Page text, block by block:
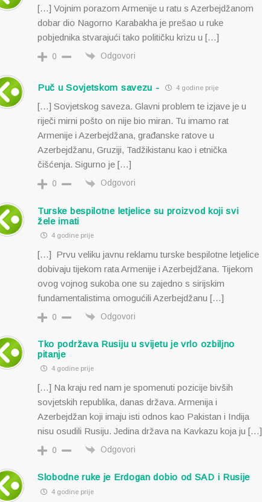
[…] Vojnim porazom Armenije u ratu s Azerbejdžanom
dobar dio Nagorno Karabakha je prešao u ruke
pobjednika stvarajući tako političku krizu u […]
0 Odgovori
Puč u Sovjetskom savezu - 4 godine prije
[…] Sovjetskog saveza. Glavni problem te izjave je u
riječi mirni pošto on nije bio miran. Tu imamo rat
Armenije i Azerbejdžana, građanske ratove u
Azerbejdžanu, Gruziji, Tadžikistanu kao i etnička
čišćenja. Sigurno je […]
0 Odgovori
Turske bespilotne letjelice su proizvod koji svi
žele imati
4 godine prije
[…] Prvu veliku javnu reklamu turske bespilotne letjelice
dobivaju tijekom rata Armenije i Azerbejdžana. Tijekom
ovog vojnog sukoba one su zajedno s sirijskim
fundamentalistima omogućili Azerbejdžanu […]
0 Odgovori
Tko podržava Rusiju u svijetu je vrlo ozbiljno
pitanje
4 godine prije
[…] Na kraju red nam je spomenuti pozicije bivših
sovjetskih republika, danas država. Armenija i
Azerbejdžan koji imaju isti odnos kao Pakistan i Indija
nisu osudili Rusiju. Jedina država na Kavkazu koja ju […]
0 Odgovori
Slobodne ruke je Erdogan dobio od SAD i Rusije
4 godine prije